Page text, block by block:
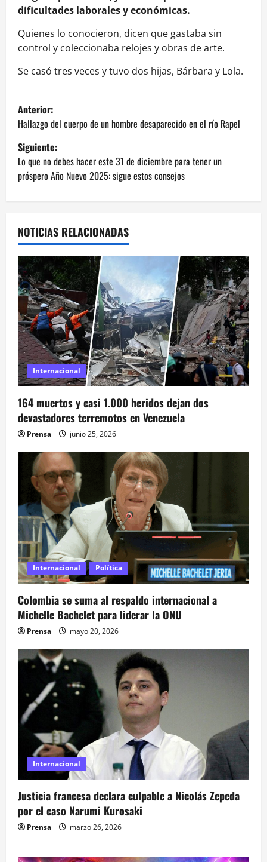
dificultades laborales y económicas.
Quienes lo conocieron, dicen que gastaba sin
control y coleccionaba relojes y obras de arte.
Se casó tres veces y tuvo dos hijas, Bárbara y Lola.
N
a
v
e
g
a
c
i
ó
n
d
e
e
n
t
a
d
a
s
Anterior:
Hallazgo del cuerpo de un hombre desaparecido en el río Rapel
Siguiente:
Lo que no debes hacer este 31 de diciembre para tener un
próspero Año Nuevo 2025: sigue estos consejos
NOTICIAS RELACIONADAS
Internacional
164 muertos y casi 1.000 heridos dejan dos
devastadores terremotos en Venezuela
Prensa junio 25, 2026
Internacional Política
Colombia se suma al respaldo internacional a
Michelle Bachelet para liderar la ONU
Prensa mayo 20, 2026
Internacional
Justicia francesa declara culpable a Nicolás Zepeda
por el caso Narumi Kurosaki
Prensa marzo 26, 2026